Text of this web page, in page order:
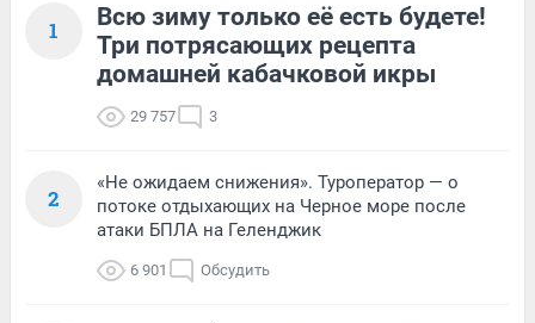
1
Всю зиму только её есть будете!
Три потрясающих рецепта
домашней кабачковой икры
29 757 3
2
«Не ожидаем снижения». Туроператор — о
потоке отдыхающих на Черное море после
атаки БПЛА на Геленджик
6 901 Обсудить